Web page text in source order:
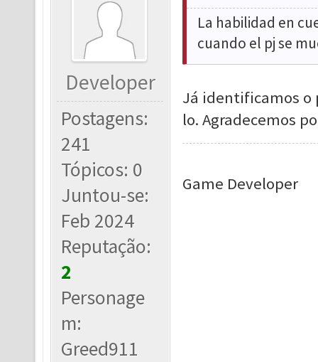
Developer
Postagens:
241
Tópicos: 0
Juntou-se:
Feb 2024
Reputação:
2
Personage
m:
Greed911
La habilidad en
cuando el pj se
Já identificamos o
lo. Agradecemos
Game Developer